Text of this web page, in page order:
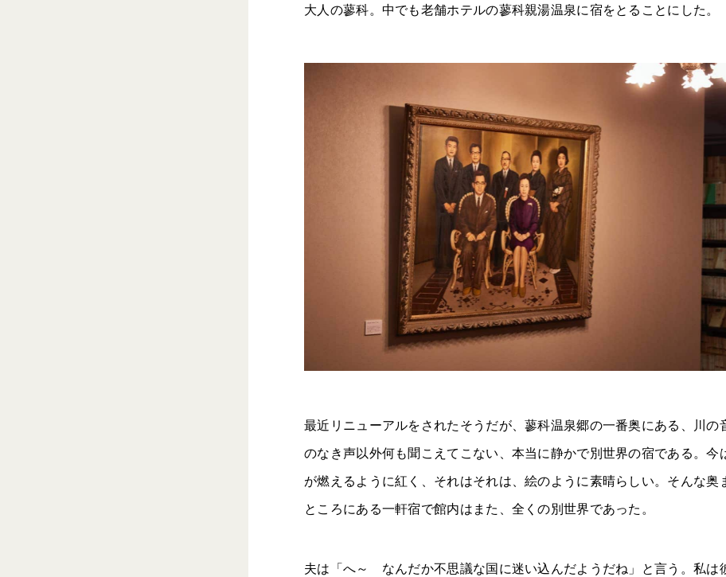
大人の蓼科。中でも老舗ホテルの蓼科親湯温泉に宿をとることにした。
最近リニューアルをされたそうだが、蓼科温泉郷の一番奥にある、川の
のなき声以外何も聞こえてこない、本当に静かで別世界の宿である。今
が燃えるように紅く、それはそれは、絵のように素晴らしい。そんな奥
ところにある一軒宿で館内はまた、全くの別世界であった。
夫は「へ～ なんだか不思議な国に迷い込んだようだね」と言う。私は